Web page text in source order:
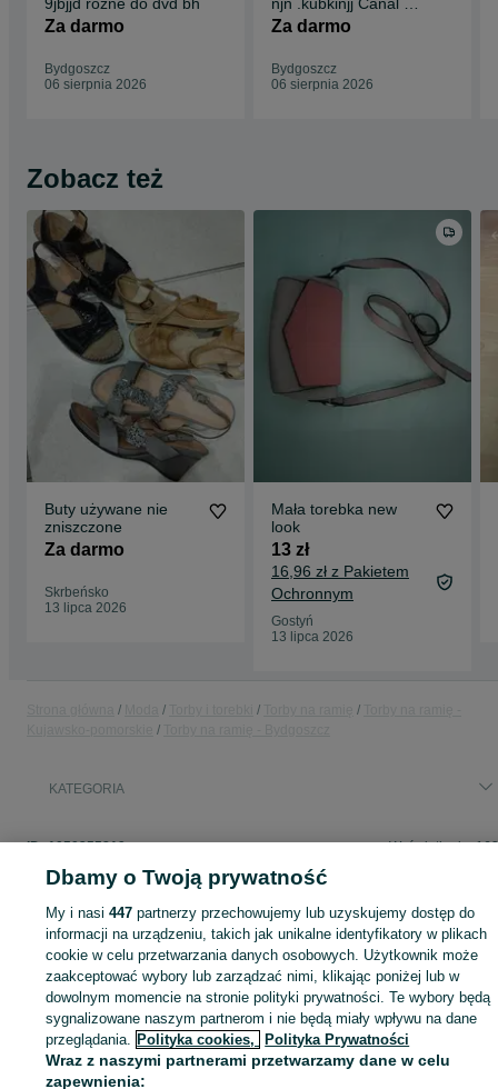
Za darmo
Bydgoszcz
06 sierpnia 2026
kubek mhkkkkhk
Za darmo
Bydgoszcz
06 sierpnia 2026
Zobacz też
Buty używane nie
zniszczone
Za darmo
Skrbeńsko
13 lipca 2026
Mała torebka new
look
13 zł
16,96 zł z Pakietem
Ochronnym
Gostyń
13 lipca 2026
KATEGORIA
ID:1050255819 Wyświetlenia:
Zaloguj się lub załóż konto na OLX, aby skontaktować się z
sprzedającym
Zaloguj się / Załóż konto
Dbamy o Twoją prywatność
My i nasi447 partnerzy przechowujemy lub uzyskujemy dostęp do
informacji na urządzeniu, takich jak unikalne identyfikatory w plikach
cookie w celu przetwarzania danych osobowych. Użytkownik może
zaakceptować wybory lub zarządzać nimi, klikając poniżej lub w
dowolnym momencie na stronie polityki prywatności. Te wybory będą
sygnalizowane naszym partnerom i nie będą miały wpływu na dane
przeglądania. Polityka cookies, Polityka Prywatności
Wraz z naszymi partnerami przetwarzamy dane w celu
zapewnienia: